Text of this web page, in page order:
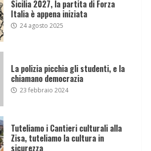
Sicilia 2027, la partita di Forza
Italia è appena iniziata
24 agosto 2025
La polizia picchia gli studenti, e la
chiamano democrazia
23 febbraio 2024
Tuteliamo i Cantieri culturali alla
Zisa, tuteliamo la cultura in
sicurezza